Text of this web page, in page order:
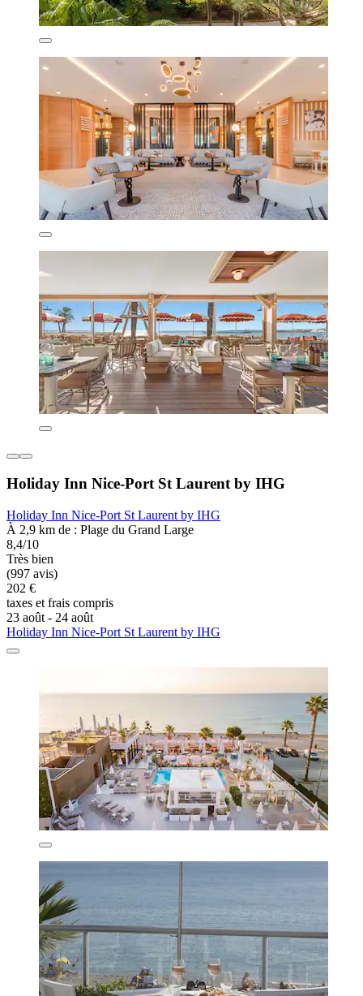
Holiday Inn Nice-Port St Laurent by IHG
Holiday Inn Nice-Port St Laurent by IHG
À 2,9 km de : Plage du Grand Large
8,4/10
Très bien
(997 avis)
202 €
taxes et frais compris
23 août - 24 août
Holiday Inn Nice-Port St Laurent by IHG